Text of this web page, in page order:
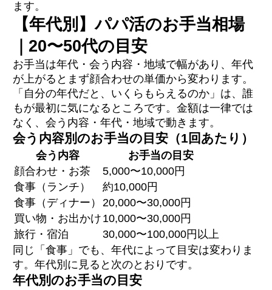
ます。
【年代別】パパ活のお手当相場
｜20〜50代の目安
お手当は年代・会う内容・地域で幅があり、年代
が上がるとまず顔合わせの単価から変わります。
「自分の年代だと、いくらもらえるのか」は、誰
もが最初に気になるところです。金額は一律では
なく、会う内容・年代・地域で動きます。
会う内容別のお手当の目安（1回あたり）
会う内容
お手当の目安
顔合わせ・お茶
5,000〜10,000円
食事（ランチ）
約10,000円
食事（ディナー）
20,000〜30,000円
買い物・お出かけ 10,000〜30,000円
旅行・宿泊
30,000〜100,000円以上
同じ「食事」でも、年代によって目安は変わりま
す。年代別に見ると次のとおりです。
年代別のお手当の目安